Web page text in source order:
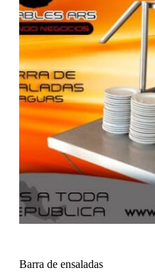
d
o
Barra de ensaladas